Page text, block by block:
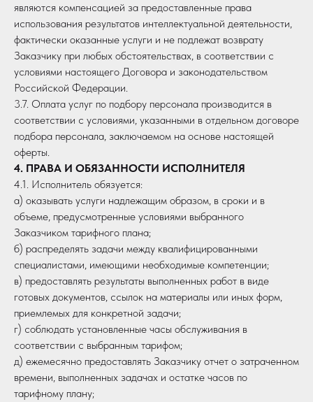
являются компенсацией за предоставленные права
использования результатов интеллектуальной деятельности,
фактически оказанные услуги и не подлежат возврату
Заказчику при любых обстоятельствах, в соответствии с
условиями настоящего Договора и законодательством
Российской Федерации.
3.7. Оплата услуг по подбору персонала производится в
соответствии с условиями, указанными в отдельном договоре
подбора персонала, заключаемом на основе настоящей
оферты.
4. ПРАВА И ОБЯЗАННОСТИ ИСПОЛНИТЕЛЯ
4.1. Исполнитель обязуется:
а) оказывать услуги надлежащим образом, в сроки и в
объеме, предусмотренные условиями выбранного
Заказчиком тарифного плана;
б) распределять задачи между квалифицированными
специалистами, имеющими необходимые компетенции;
в) предоставлять результаты выполненных работ в виде
готовых документов, ссылок на материалы или иных форм,
приемлемых для конкретной задачи;
г) соблюдать установленные часы обслуживания в
соответствии с выбранным тарифом;
д) ежемесячно предоставлять Заказчику отчет о затраченном
времени, выполненных задачах и остатке часов по
тарифному плану;